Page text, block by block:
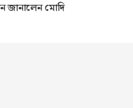
জানালেন মোদি